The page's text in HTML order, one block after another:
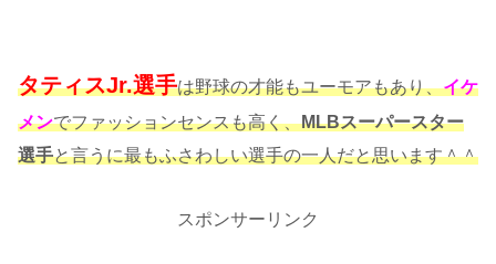
タティスJr.選手は野球の才能もユーモアもあり、イケ
メンでファッションセンスも高く、MLBスーパースター
選手と言うに最もふさわしい選手の一人だと思います＾＾
スポンサーリンク